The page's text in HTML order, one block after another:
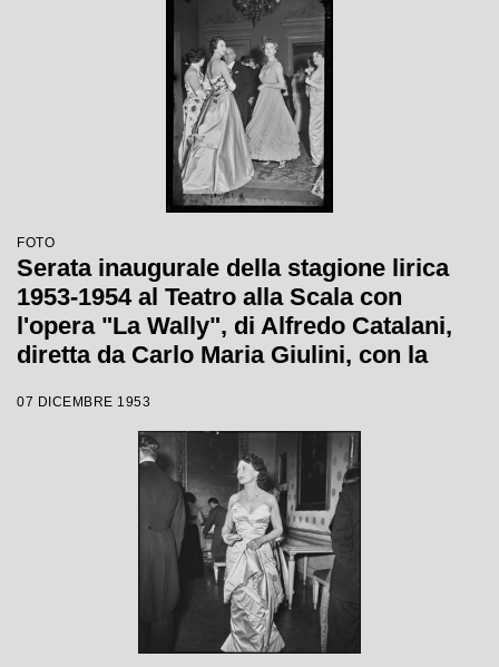
FOTO
Serata inaugurale della stagione lirica
1953-1954 al Teatro alla Scala con
l'opera "La Wally", di Alfredo Catalani,
diretta da Carlo Maria Giulini, con la
07 DICEMBRE 1953